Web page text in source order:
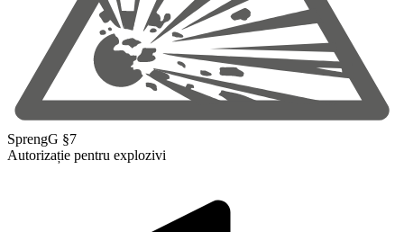
SprengG §7
Autorizație pentru explozivi